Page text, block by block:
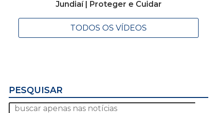
Jundiaí | Proteger e Cuidar
TODOS OS VÍDEOS
PESQUISAR